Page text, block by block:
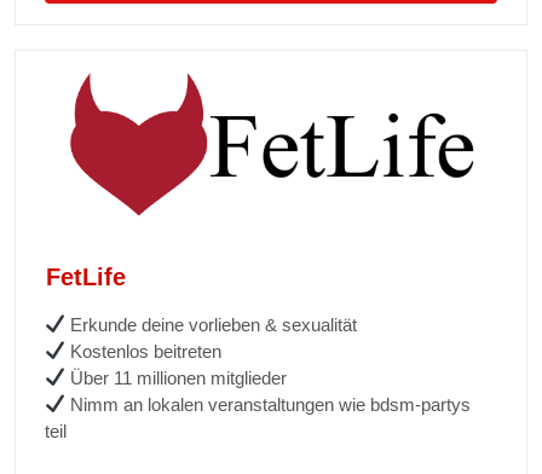
FetLife
Erkunde deine vorlieben & sexualität
Kostenlos beitreten
Über 11 millionen mitglieder
Nimm an lokalen veranstaltungen wie bdsm-partys
teil